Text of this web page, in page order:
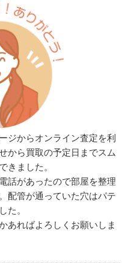
ジからオンライン査定を利
から買取の予定日までスム
きました。
話があったので部屋を整理
配管が通っていた穴はパテ
た。
あればよろしくお願いしま